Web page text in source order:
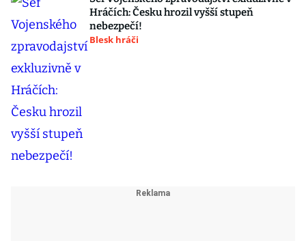
Hráčích: Česku hrozil vyšší stupeň
nebezpečí!
Blesk hráči